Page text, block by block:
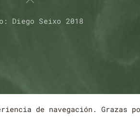
Diego Seixo 2018
de navegación. Grazas